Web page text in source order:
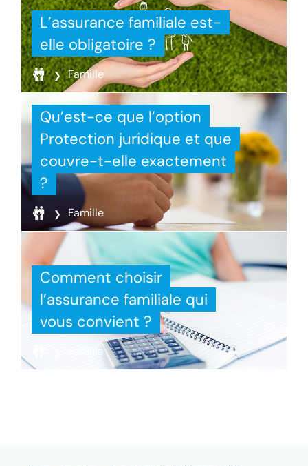
L’assurance familiale est-
elle obligatoire ?
Famille
Qu’est-ce que l’option
Protection juridique et que
couvre-t-elle exactement
?
Famille
Comment choisir
l’assurance familiale qui
vous convient ?
Famille